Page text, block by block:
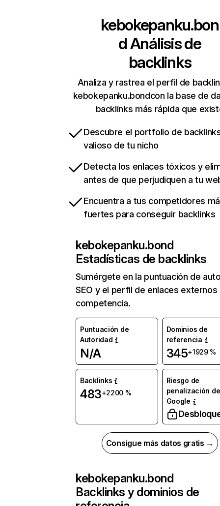
kebokepanku.bon
dAnálisis de
backlinks
Analiza y rastrea el perfil de
kebokepanku.bondcon la base de
backlinks más rápida que
Descubre el portfolio de
valioso de tu nicho
Detecta los enlaces tóxicos y
antes de que perjudiquen a tu
Encuentra a tus competidores
fuertes para conseguir backlinks
kebokepanku.bond
Estadísticas de backlinks
Sumérgete en la puntuación de
SEO y el perfil de enlaces externos
competencia.
Puntuación de
Autoridad
N/A
Dominios de
referencia
345+1929 %
Backlinks
483+2200 %
Riesgo de
penalización de
Google
Consigue más datos gratis →
kebokepanku.bond
Backlinks y dominios de